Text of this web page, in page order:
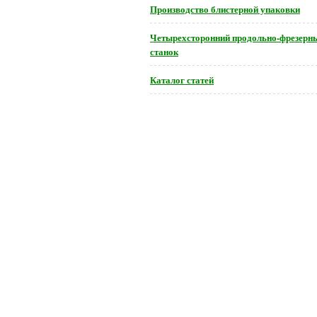
Производство блистерной упаковки
Четырехсторонний продольно-
станок
Каталог статей